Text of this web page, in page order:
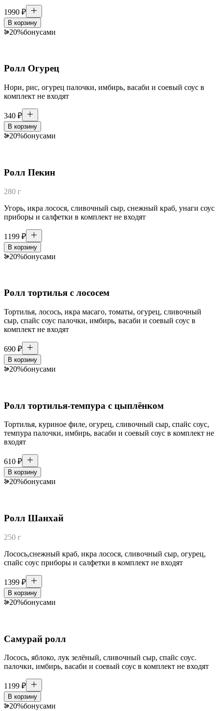
1990 ₽
В корзину
20%бонусами
Ролл Огурец
Нори, рис, огурец палочки, имбирь, васаби и соевый соус в
комплект не входят
340 ₽
В корзину
20%бонусами
Ролл Пекин
280 г
Угорь, икра лосося, сливочный сыр, снежный краб, унаги соус
приборы и салфетки в комплект не входят
1199 ₽
В корзину
20%бонусами
Ролл тортилья с лососем
Тортилья, лосось, икра масаго, томаты, огурец, сливочный
сыр, спайс соус палочки, имбирь, васаби и соевый соус в
комплект не входят
690 ₽
В корзину
20%бонусами
Ролл тортилья-темпура с цыплёнком
Тортилья, куриное филе, огурец, сливочный сыр, спайс соус,
темпура палочки, имбирь, васаби и соевый соус в комплект не
входят
610 ₽
В корзину
20%бонусами
Ролл Шанхай
250 г
Лосось,снежный краб, икра лосося, сливочный сыр, огурец,
спайс соус приборы и салфетки в комплект не входят
1399 ₽
В корзину
20%бонусами
Самурай ролл
Лосось, яблоко, лук зелёный, сливочный сыр, спайс соус.
палочки, имбирь, васаби и соевый соус в комплект не входят
1199 ₽
В корзину
20%бонусами